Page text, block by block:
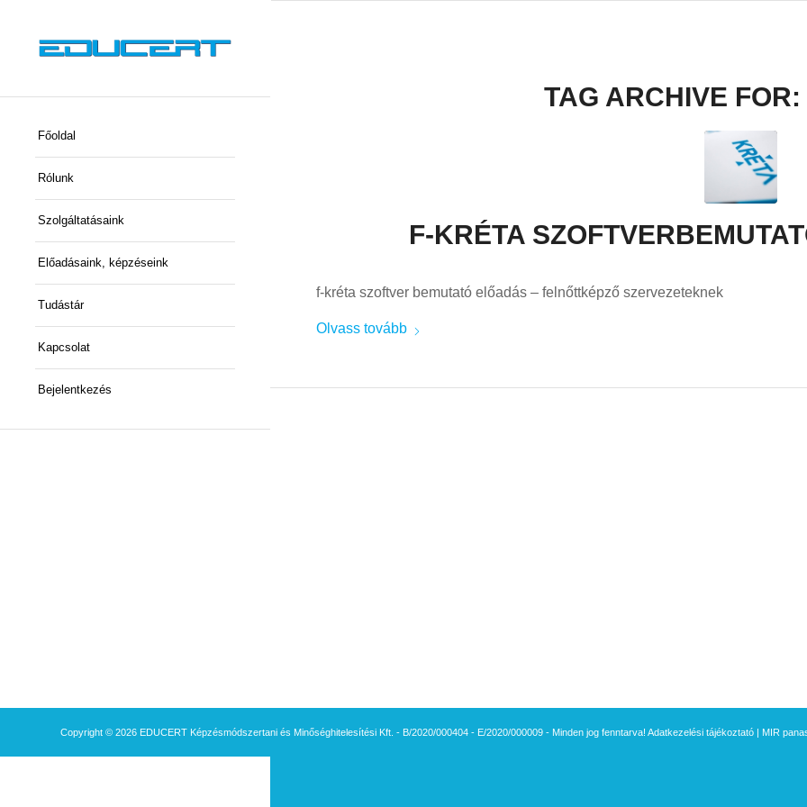
Főoldal
Rólunk
Szolgáltatásaink
Előadásaink, képzéseink
Tudástár
Kapcsolat
Bejelentkezés
TAG ARCHIVE FOR:
F-KRÉTA
f-kréta szoftver bemutató előadás – felnőttképző szervezeteknek
Olvass tovább
Copyright © 2026 EDUCERT Képzésmódszertani és Minőséghitelesítési Kft. - B/2020/000404 - E/2020/000009 - Minden jog fenntarva! Adatkezelési tájékoztató | MIR